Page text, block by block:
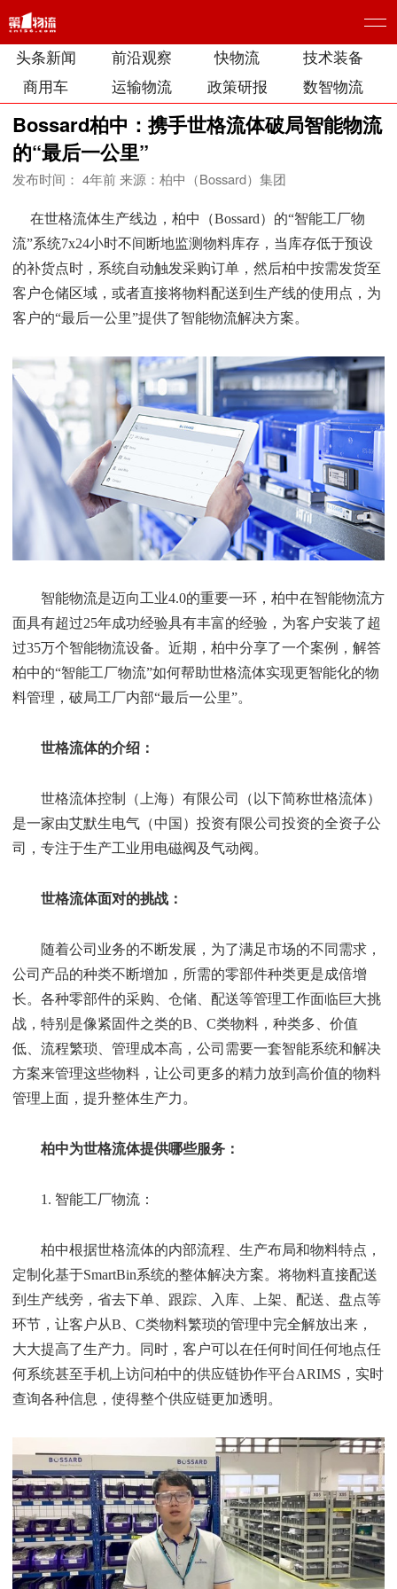
头条新闻 前沿观察 快物流
技术装备
商用车
运输物流 政策研报 数智物流
Bossard柏中：携手世格流体破局智能物流
的“最后一公里”
发布时间： 4年前来源：柏中（Bossard）集团
在世格流体生产线边，柏中（Bossard）的“智能工厂物
流”系统7x24小时不间断地监测物料库存，当库存低于预设
的补货点时，系统自动触发采购订单，然后柏中按需发货至
客户仓储区域，或者直接将物料配送到生产线的使用点，为
客户的“最后一公里”提供了智能物流解决方案。
智能物流是迈向工业4.0的重要一环，柏中在智能物流方
面具有超过25年成功经验具有丰富的经验，为客户安装了超
过35万个智能物流设备。近期，柏中分享了一个案例，解答
柏中的“智能工厂物流”如何帮助世格流体实现更智能化的物
料管理，破局工厂内部“最后一公里”。
世格流体的介绍：
世格流体控制（上海）有限公司（以下简称世格流体）
是一家由艾默生电气（中国）投资有限公司投资的全资子公
司，专注于生产工业用电磁阀及气动阀。
世格流体面对的挑战：
随着公司业务的不断发展，为了满足市场的不同需求，
公司产品的种类不断增加，所需的零部件种类更是成倍增
长。各种零部件的采购、仓储、配送等管理工作面临巨大挑
战，特别是像紧固件之类的B、C类物料，种类多、价值
低、流程繁琐、管理成本高，公司需要一套智能系统和解决
方案来管理这些物料，让公司更多的精力放到高价值的物料
管理上面，提升整体生产力。
柏中为世格流体提供哪些服务：
1. 智能工厂物流：
柏中根据世格流体的内部流程、生产布局和物料特点，
定制化基于SmartBin系统的整体解决方案。将物料直接配送
到生产线旁，省去下单、跟踪、入库、上架、配送、盘点等
环节，让客户从B、C类物料繁琐的管理中完全解放出来，
大大提高了生产力。同时，客户可以在任何时间任何地点任
何系统甚至手机上访问柏中的供应链协作平台ARIMS，实时
查询各种信息，使得整个供应链更加透明。